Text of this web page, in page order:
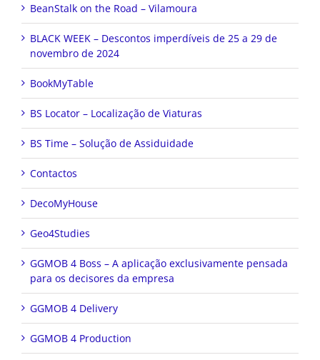
BeanStalk on the Road – Vilamoura
BLACK WEEK – Descontos imperdíveis de 25 a 29 de
novembro de 2024
BookMyTable
BS Locator – Localização de Viaturas
BS Time – Solução de Assiduidade
Contactos
DecoMyHouse
Geo4Studies
GGMOB 4 Boss – A aplicação exclusivamente pensada
para os decisores da empresa
GGMOB 4 Delivery
GGMOB 4 Production